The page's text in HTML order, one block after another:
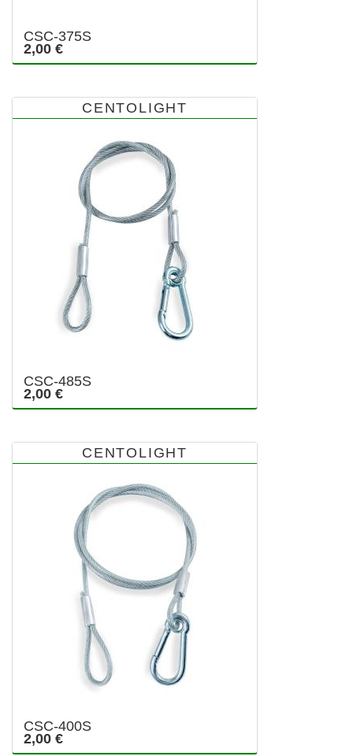
CSC-375S
2,00 €
CENTOLIGHT
CSC-485S
2,00 €
CENTOLIGHT
CSC-400S
2,00 €